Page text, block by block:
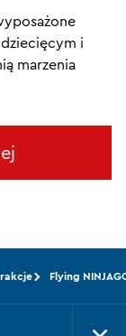
i
marzenia
Flying